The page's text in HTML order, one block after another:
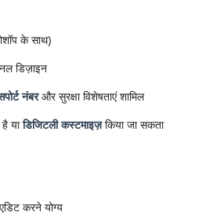
के साथ)
डिज़ाइन
नंबरऔर सुरक्षा विशेषताएं शामिल
है याडिजिटली कस्टमाइज़किया जा सकता
करने योग्य